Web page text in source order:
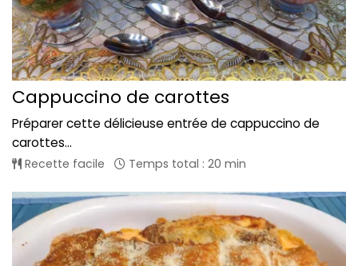
Cappuccino de carottes
Préparer cette délicieuse entrée de cappuccino de
carottes...
Recette facile Temps total : 20 min